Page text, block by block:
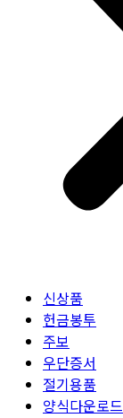
신상품
헌금봉투
주보
우단증서
절기용품
양식다운로드